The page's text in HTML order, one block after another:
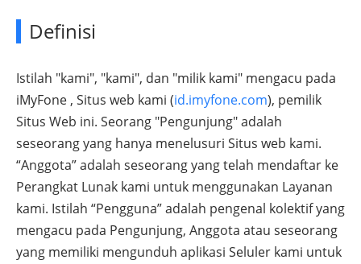
Definisi
Istilah "kami", "kami", dan "milik kami" mengacu pada
iMyFone , Situs web kami (id.imyfone.com), pemilik
Situs Web ini. Seorang "Pengunjung" adalah
seseorang yang hanya menelusuri Situs web kami.
“Anggota” adalah seseorang yang telah mendaftar ke
Perangkat Lunak kami untuk menggunakan Layanan
kami. Istilah “Pengguna” adalah pengenal kolektif yang
mengacu pada Pengunjung, Anggota atau seseorang
yang memiliki mengunduh aplikasi Seluler kami untuk